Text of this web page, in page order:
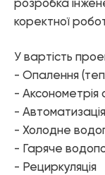
Елементи
Котельне
Змішувачі для
Змішувачі для
Аксесуари для
розробка
коректної
У вартість
- Опалення
- Аксонометрія
-
- Холодне
- Гаряче
- Рециркуляція